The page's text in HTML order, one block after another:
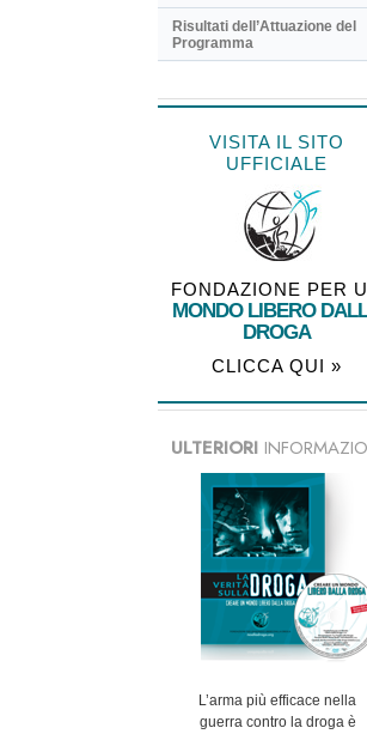
Risultati dell’Attuazione del
Programma
VISITA IL SITO
UFFICIALE
FONDAZIONE PER
MONDO LIBERO
DROGA
CLICCA QUI »
ULTERIORI
L’arma più efficace nella
guerra contro la droga è